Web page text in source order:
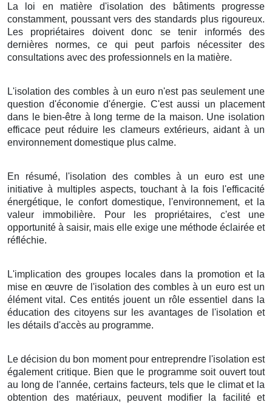
La loi en matière d'isolation des bâtiments progresse
constamment, poussant vers des standards plus rigoureux.
Les propriétaires doivent donc se tenir informés des
dernières normes, ce qui peut parfois nécessiter des
consultations avec des professionnels en la matière.
L'isolation des combles à un euro n'est pas seulement une
question d'économie d'énergie. C'est aussi un placement
dans le bien-être à long terme de la maison. Une isolation
efficace peut réduire les clameurs extérieurs, aidant à un
environnement domestique plus calme.
En résumé, l'isolation des combles à un euro est une
initiative à multiples aspects, touchant à la fois l'efficacité
énergétique, le confort domestique, l'environnement, et la
valeur immobilière. Pour les propriétaires, c'est une
opportunité à saisir, mais elle exige une méthode éclairée et
réfléchie.
L'implication des groupes locales dans la promotion et la
mise en œuvre de l'isolation des combles à un euro est un
élément vital. Ces entités jouent un rôle essentiel dans la
éducation des citoyens sur les avantages de l'isolation et
les détails d'accès au programme.
Le décision du bon moment pour entreprendre l'isolation est
également critique. Bien que le programme soit ouvert tout
au long de l'année, certains facteurs, tels que le climat et la
obtention des matériaux, peuvent modifier la facilité et